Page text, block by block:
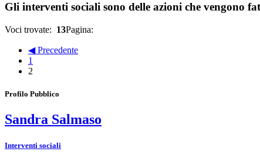
Gli interventi sociali sono delle azioni che vengono
Voci trovate: 13Pagina:
◀ Precedente
1
2
Profilo Pubblico
Sandra Salmaso
Interventi sociali